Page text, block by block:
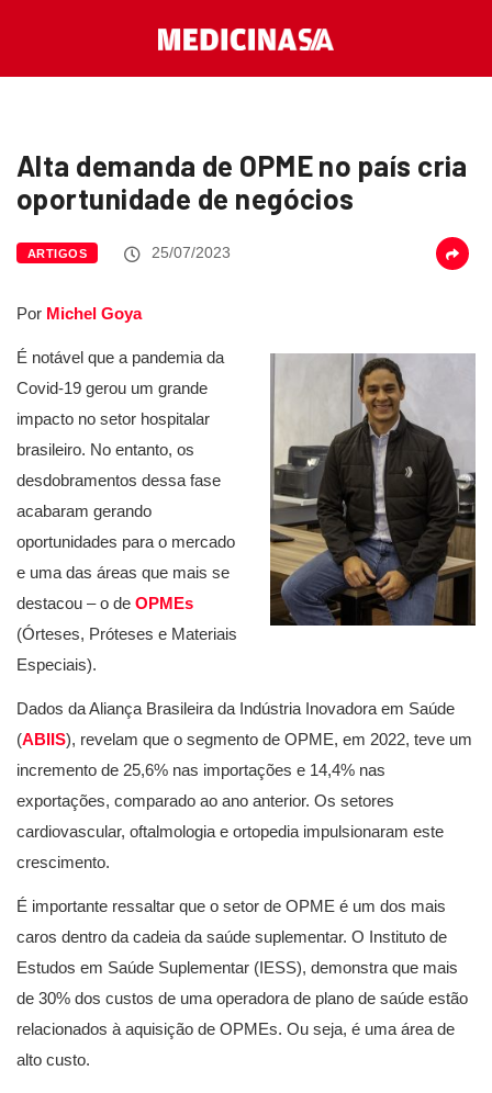
Alta demanda de OPME no país cria
oportunidade de negócios
ARTIGOS 25/07/2023
Por Michel Goya
É notável que a pandemia da
Covid-19 gerou um grande
impacto no setor hospitalar
brasileiro. No entanto, os
desdobramentos dessa fase
acabaram gerando
oportunidades para o mercado
e uma das áreas que mais se
destacou – o de OPMEs
(Órteses, Próteses e Materiais
Especiais).
Dados da Aliança Brasileira da Indústria Inovadora em Saúde
(ABIIS), revelam que o segmento de OPME, em 2022, teve um
incremento de 25,6% nas importações e 14,4% nas
exportações, comparado ao ano anterior. Os setores
cardiovascular, oftalmologia e ortopedia impulsionaram este
crescimento.
É importante ressaltar que o setor de OPME é um dos mais
caros dentro da cadeia da saúde suplementar. O Instituto de
Estudos em Saúde Suplementar (IESS), demonstra que mais
de 30% dos custos de uma operadora de plano de saúde estão
relacionados à aquisição de OPMEs. Ou seja, é uma área de
alto custo.